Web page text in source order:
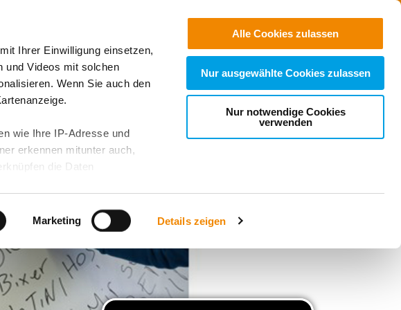
Ihrer Einwilligung einsetzen,
und Videos mit solchen
Wenn Sie auch den
wie Ihre IP-Adresse und
erkennen mitunter auch,
die Daten
Cookie-Übersicht. Wenn
müssen Sie alle Cookie-
Einwilligung für diese
Bitte beachten Sie:
Marketing Details zeigen
Alle Cookies zulassen
Nur ausgewählte Cookies zulassen
Nur notwendige Cookies
verwenden
Suchen
Jobs & Karriere Spenden
Jobs